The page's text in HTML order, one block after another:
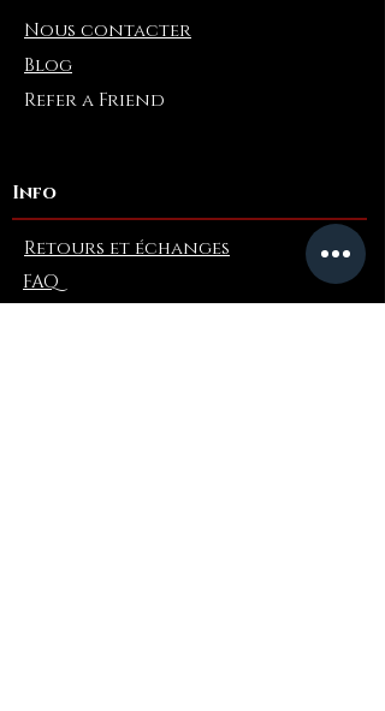
Nous contacter
Blog
Refer a Friend
Info
Retours et échanges
FAQ